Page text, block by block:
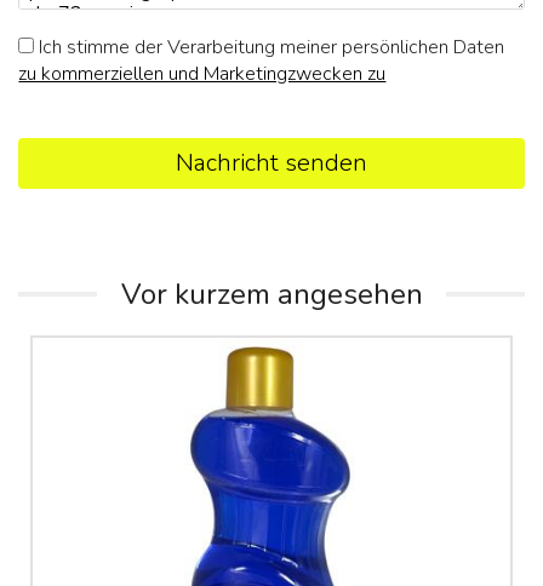
Ich stimme der Verarbeitung meiner persönlichen Daten
zu kommerziellen und Marketingzwecken zu
Nachricht senden
Vor kurzem angesehen